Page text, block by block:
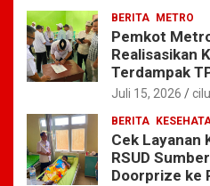
BERITA METRO
Pemkot
Realisasikan
Terdampak
Juli 15, 2026
BERITA
Cek Layanan
RSUD
Doorprize ke